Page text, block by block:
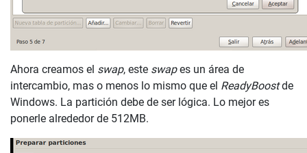
Ahora creamos el swap, este swapes un área de
intercambio, mas o menos lo mismo que el ReadyBoostde
Windows. La partición debe de ser lógica. Lo mejor es
ponerle alrededor de 512MB.